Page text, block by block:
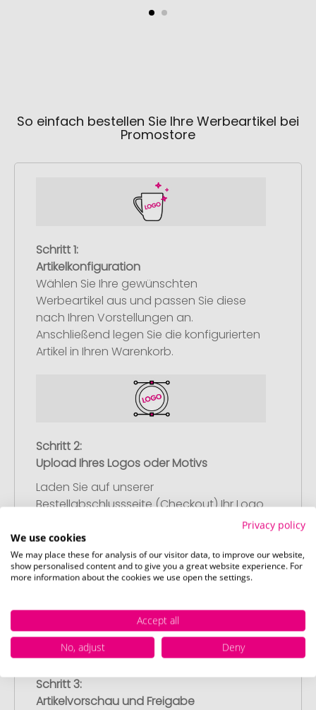
So einfach bestellen Sie Ihre Werbeartikel bei
Promostore
Schritt 1:
Artikelkonfiguration
Wählen Sie Ihre gewünschten
Werbeartikel aus und passen Sie diese
nach Ihren Vorstellungen an.
Anschließend legen Sie die konfigurierten
Artikel in Ihren Warenkorb.
Schritt 2:
Upload Ihres Logos oder Motivs
Laden Sie auf unserer
Bestellabschlussseite (Checkout) Ihr Logo
oder Motiv hoch und schließen Sie Ihre
Bestellung ab. Falls Sie gerade keine
passende Datei zur Verfügung haben,
können Sie diese gerne später
Schritt 3:
Artikelvorschau und Freigabe
Privacy policy
We use cookies
We may place these for analysis of our visitor data, to improve our website,
show personalised content and to give you a great website experience. For
more information about the cookies we use open the settings.
Accept all
No, adjust
Deny